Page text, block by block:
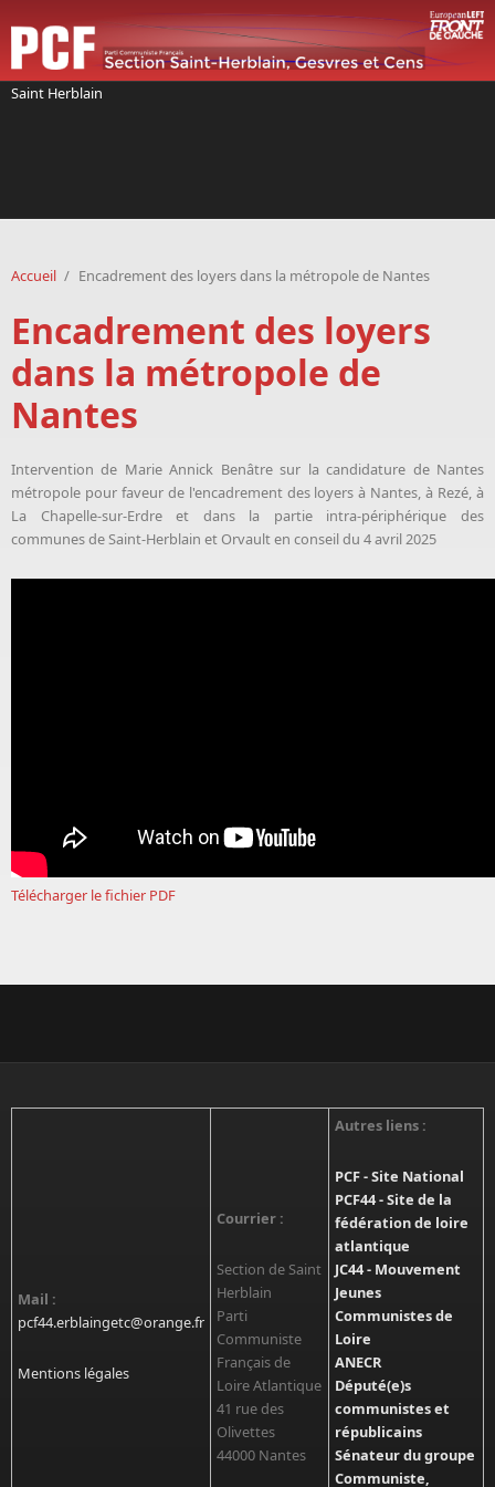
Saint Herblain
Accueil / Encadrement des loyers dans la métropole de Nantes
Encadrement des loyers
dans la métropole de
Nantes
Intervention de Marie Annick Benâtre sur la candidature de Nantes
métropole pour faveur de l'encadrement des loyers à Nantes, à Rezé, à
La Chapelle-sur-Erdre et dans la partie intra-périphérique des
communes de Saint-Herblain et Orvault en conseil du 4 avril 2025
Télécharger le fichier PDF
Mail :
pcf44.erblaingetc@orange.fr
Mentions légales
Courrier :
Section de Saint
Herblain
Parti
Communiste
Français de
Loire Atlantique
41 rue des
Olivettes
44000 Nantes
Autres liens :
PCF - Site National
PCF44 - Site de la
fédération de loire
atlantique
JC44 - Mouvement
Jeunes
Communistes de
Loire
ANECR
Député(e)s
communistes et
républicains
Sénateur du groupe
Communiste,